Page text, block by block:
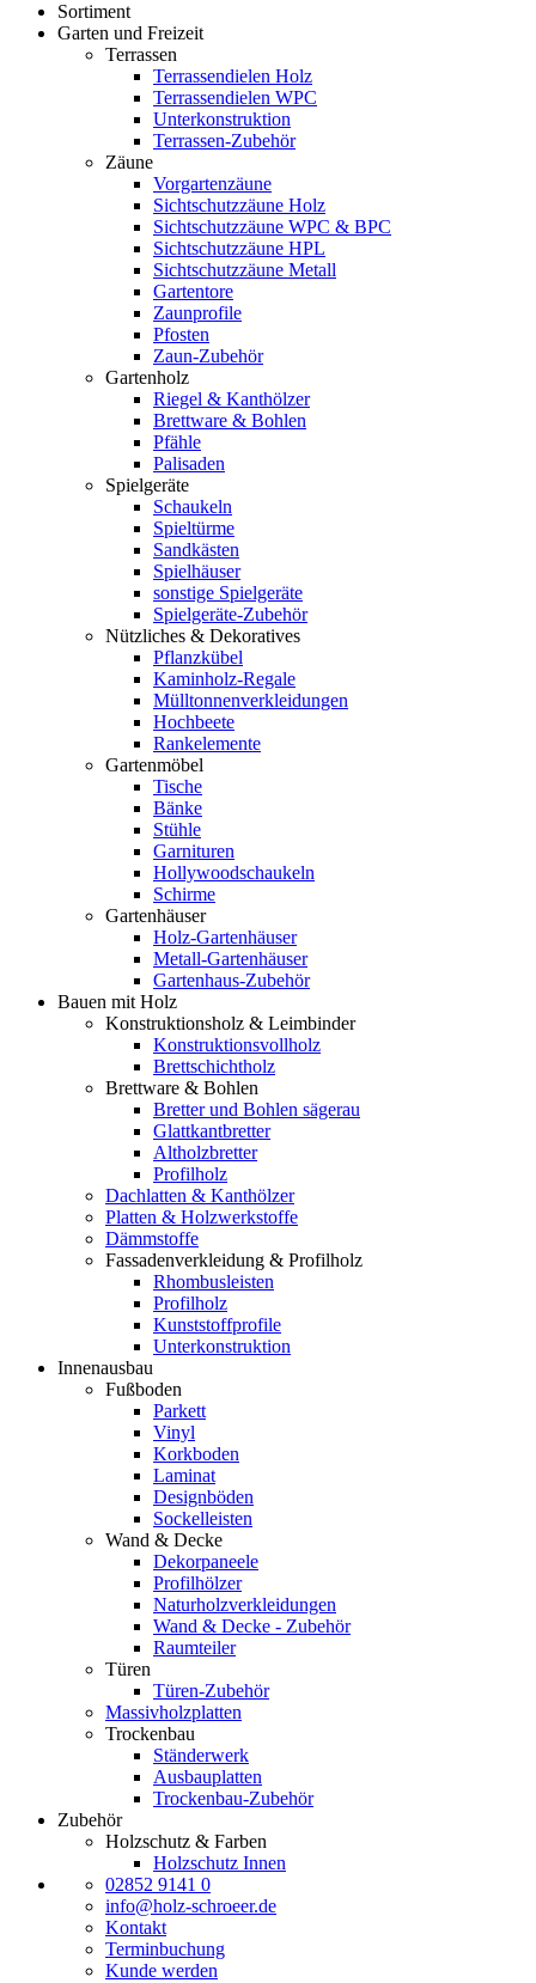
Sortiment
Garten und Freizeit
Terrassen
Terrassendielen Holz
Terrassendielen WPC
Unterkonstruktion
Terrassen-Zubehör
Zäune
Vorgartenzäune
Sichtschutzzäune Holz
Sichtschutzzäune WPC & BPC
Sichtschutzzäune HPL
Sichtschutzzäune Metall
Gartentore
Zaunprofile
Pfosten
Zaun-Zubehör
Gartenholz
Riegel & Kanthölzer
Brettware & Bohlen
Pfähle
Palisaden
Spielgeräte
Schaukeln
Spieltürme
Sandkästen
Spielhäuser
sonstige Spielgeräte
Spielgeräte-Zubehör
Nützliches & Dekoratives
Pflanzkübel
Kaminholz-Regale
Mülltonnenverkleidungen
Hochbeete
Rankelemente
Gartenmöbel
Tische
Bänke
Stühle
Garnituren
Hollywoodschaukeln
Schirme
Gartenhäuser
Holz-Gartenhäuser
Metall-Gartenhäuser
Gartenhaus-Zubehör
Bauen mit Holz
Konstruktionsholz & Leimbinder
Konstruktionsvollholz
Brettschichtholz
Brettware & Bohlen
Bretter und Bohlen sägerau
Glattkantbretter
Altholzbretter
Profilholz
Dachlatten & Kanthölzer
Platten & Holzwerkstoffe
Dämmstoffe
Fassadenverkleidung & Profilholz
Rhombusleisten
Profilholz
Kunststoffprofile
Unterkonstruktion
Innenausbau
Fußboden
Parkett
Vinyl
Korkboden
Laminat
Designböden
Sockelleisten
Wand & Decke
Dekorpaneele
Profilhölzer
Naturholzverkleidungen
Wand & Decke - Zubehör
Raumteiler
Türen
Türen-Zubehör
Massivholzplatten
Trockenbau
Ständerwerk
Ausbauplatten
Trockenbau-Zubehör
Zubehör
Holzschutz & Farben
Holzschutz Innen
02852 9141 0
info@holz-schroeer.de
Kontakt
Terminbuchung
Kunde werden